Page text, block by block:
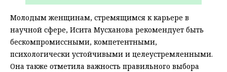
Молодым женщинам, стремящимся к карьере в
научной сфере, Исита Мусханова рекомендует быть
бескомпромиссными, компетентными,
психологически устойчивыми и целеустремленными.
Она также отметила важность правильного выбора